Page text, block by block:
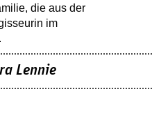
die aus der
im
Lennie